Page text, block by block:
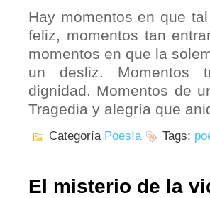
Hay momentos en que
feliz, momentos tan
momentos en que la
un desliz. Momentos
dignidad. Momentos de
Tragedia y alegría que
Categoría Poesía Tags:
El misterio de la